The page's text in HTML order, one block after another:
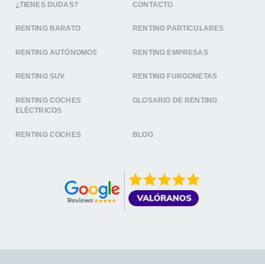
¿TIENES DUDAS? CONTACTO
RENTING BARATO RENTING PARTICULARES
RENTING AUTÓNOMOS RENTING EMPRESAS
RENTING SUV RENTING FURGONETAS
RENTING COCHES
ELÉCTRICOS
GLOSARIO DE RENTING
RENTING COCHES BLOG